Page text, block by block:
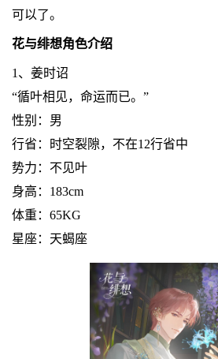
可以了。
花与绯想角色介绍
1、姜时诏
“循叶相见，命运而已。”
性别：男
行省：时空裂隙，不在12行省中
势力：不见叶
身高：183cm
体重：65KG
星座：天蝎座